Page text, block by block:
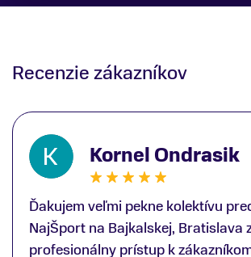
Recenzie zákazníkov
Kornel Ondrasik
Ďakujem veľmi pekne kolektívu
NajŠport na Bajkalskej, Bratislava
profesionálny prístup k